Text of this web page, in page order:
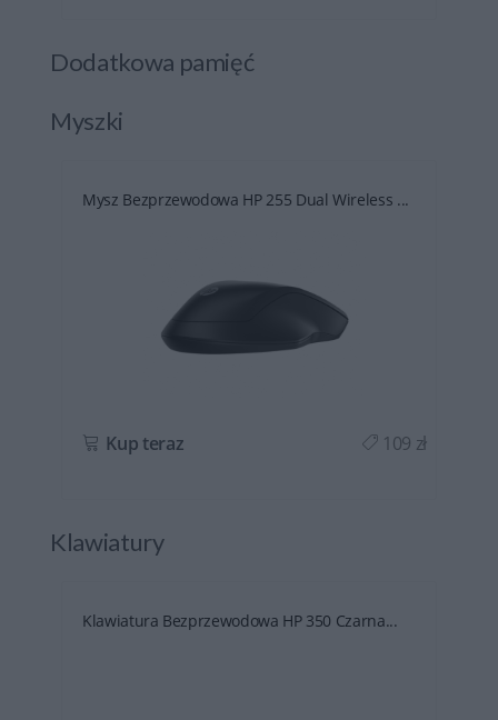
Dodatkowa pamięć
Myszki
Mysz Bezprzewodowa HP 255 Dual Wireless ...
Kup teraz 109 zł
Klawiatury
Klawiatura Bezprzewodowa HP 350 Czarna...